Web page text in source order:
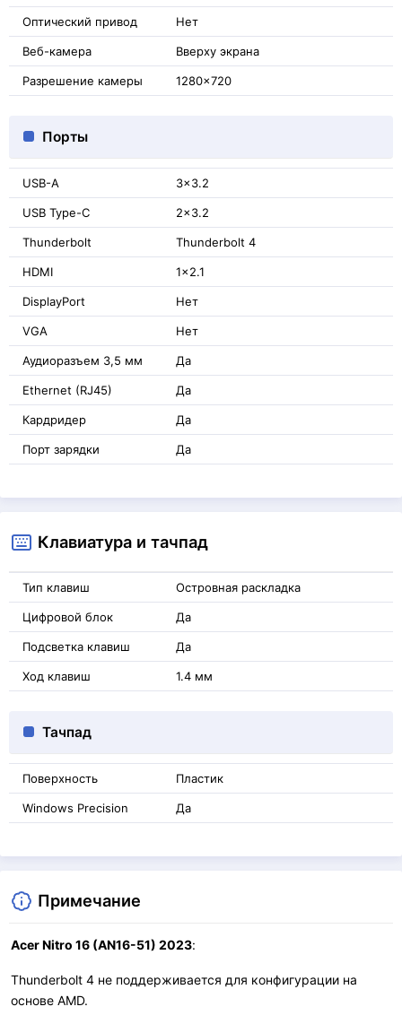
Оптический привод Нет
Веб-камера Вверху экрана
Разрешение камеры 1280x720
Порты
USB-A 3x3.2
USB Type-C 2x3.2
Thunderbolt Thunderbolt 4
HDMI 1x2.1
DisplayPort Нет
VGA Нет
Аудиоразъем 3,5 мм Да
Ethernet (RJ45) Да
Кардридер Да
Порт зарядки Да
Клавиатура и тачпад
Тип клавиш Островная раскладка
Цифровой блок Да
Подсветка клавиш Да
Ход клавиш 1.4 мм
Тачпад
Поверхность Пластик
Windows Precision Да
Примечание
Acer Nitro 16 (AN16-51) 2023:
Thunderbolt 4 не поддерживается для конфигурации на
основе AMD.